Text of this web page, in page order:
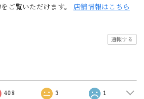
ご覧いただけます。 店舗情報はこちら
通報する
408 3 1